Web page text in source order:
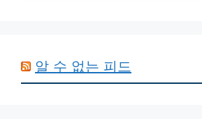
알 수 없는 피드